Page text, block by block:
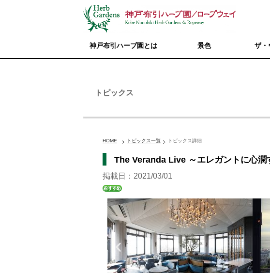
神戸布引ハーブ園とは 景色 ザ・
トピックス
HOME トピックス一覧 トピックス詳細
The Veranda Live ～エレガントに心
掲載日：2021/03/01